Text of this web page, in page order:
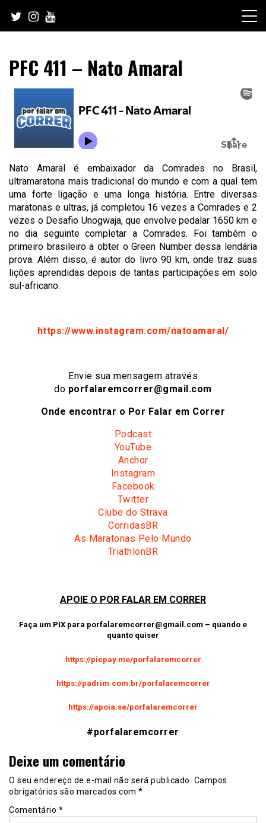
content
PFC 411 – Nato Amaral
Nato Amaral é embaixador da Comrades no Brasil,
ultramaratona mais tradicional do mundo e com a qual tem
uma forte ligação e uma longa história. Entre diversas
maratonas e ultras, já completou 16 vezes a Comrades e 2
vezes o Desafio Unogwaja, que envolve pedalar 1650 km e
no dia seguinte completar a Comrades. Foi também o
primeiro brasileiro a obter o Green Number dessa lendária
prova. Além disso, é autor do livro 90 km, onde traz suas
lições aprendidas depois de tantas participações em solo
sul-africano.
https://www.instagram.com/natoamaral/
Envie sua mensagem através
do porfalaremcorrer@gmail.com
Onde encontrar o Por Falar em Correr
Podcast
YouTube
Anchor
Instagram
Facebook
Twitter
Clube do Strava
CorridasBR
As Maratonas Pelo Mundo
TriathlonBR
APOIE O POR FALAR EM CORRER
Faça um PIX para porfalaremcorrer@gmail.com – quando e
quanto quiser
https://picpay.me/porfalaremcorrer
https://padrim.com.br/porfalaremcorrer
https://apoia.se/porfalaremcorrer
#porfalaremcorrer
Deixe um comentário
O seu endereço de e-mail não será publicado. Campos
obrigatórios são marcados com *
Comentário *